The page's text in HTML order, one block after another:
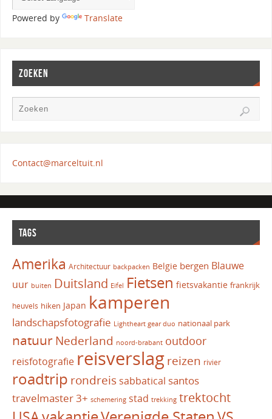
Powered by Translate
ZOEKEN
Contact@marceltuit.nl
TAGS
Amerika Architectuur backpacken Belgie bergen Blauwe
uur buiten Duitsland Eifel Fietsen fietsvakantie frankrijk
heuvels hiken Japan kamperen
landschapsfotografie Lightheart gear duo nationaal park
natuur Nederland noord-brabant outdoor
reisfotografie reisverslag reizen rivier
roadtrip rondreis sabbatical santos
travelmaster 3+ schemering stad trekking trektocht